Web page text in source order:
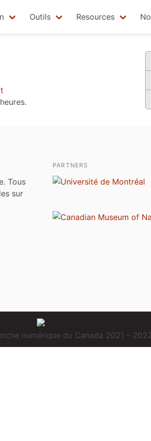
Outils Resources
Tous
sur
PARTNERS
numérique du Canada 2021 –